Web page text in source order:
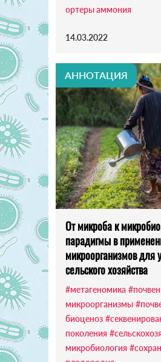
ортеры аммония
14.03.2022
АННОТАЦИЯ
От микроба к
парадигмы в
микроорганизмов для
сельского хозяйства
#метагеномика
микроорганизмы
биоценоз
поколения
микробиология